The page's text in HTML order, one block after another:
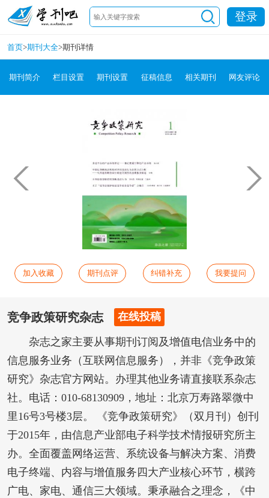
登录
首页>期刊大全>期刊详情
期刊简介 栏目设置 期刊设置 征稿信息 相关期刊 网友评论
加入收藏 期刊点评 纠错补充 我要提问
竞争政策研究杂志 在线投稿
杂志之家主要从事期刊订阅及增值电信业务中的
信息服务业务（互联网信息服务），并非《竞争政策
研究》杂志官方网站。办理其他业务请直接联系杂志
社。电话：010-68130909，地址：北京万寿路翠微中
里16号3号楼3层。 《竞争政策研究》（双月刊）创刊
于2015年，由信息产业部电子科学技术情报研究所主
办。全面覆盖网络运营、系统设备与解决方案、消费
电子终端、内容与增值服务四大产业核心环节，横跨
广电、家电、通信三大领域。秉承融合之理念，《中